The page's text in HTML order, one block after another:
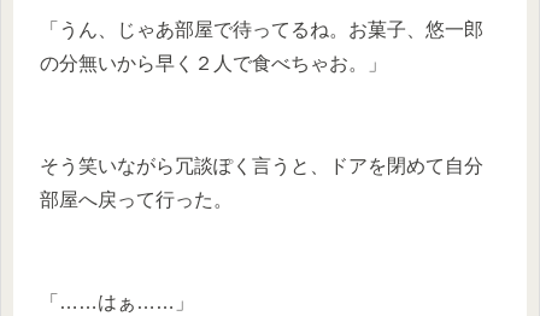
「うん、じゃあ部屋で待ってるね。お菓子、悠一郎
の分無いから早く２人で食べちゃお。」
そう笑いながら冗談ぽく言うと、ドアを閉めて自分
部屋へ戻って行った。
「……はぁ……」